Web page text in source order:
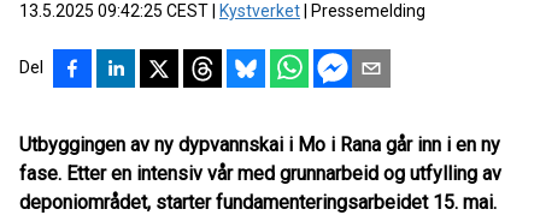
13.5.2025 09:42:25 CEST Kystverket Pressemelding
Del
Utbyggingen av ny dypvannskai i Mo i Rana går inn i en ny
fase. Etter en intensiv vår med grunnarbeid og utfylling av
deponiområdet, starter fundamenteringsarbeidet 15. mai.